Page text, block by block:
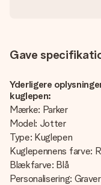
Gave
Yderligere
kuglepen:
Mærke: Parker
Model: Jotter
Type: Kuglepen
Kuglepennens farve:
Blækfarve: Blå
Personalisering: